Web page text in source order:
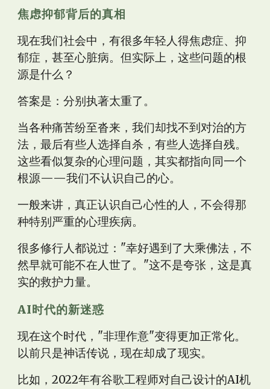
焦虑抑郁背后的真相
现在我们社会中，有很多年轻人得焦虑症、抑
郁症，甚至心脏病。但实际上，这些问题的根
源是什么？
答案是：分别执著太重了。
当各种痛苦纷至沓来，我们却找不到对治的方
法，最后有些人选择自杀，有些人选择自残。
这些看似复杂的心理问题，其实都指向同一个
根源——我们不认识自己的心。
一般来讲，真正认识自己心性的人，不会得那
种特别严重的心理疾病。
很多修行人都说过："幸好遇到了大乘佛法，不
然早就可能不在人世了。"这不是夸张，这是真
实的救护力量。
AI时代的新迷惑
现在这个时代，"非理作意"变得更加正常化。
以前只是神话传说，现在却成了现实。
比如，2022年有谷歌工程师对自己设计的AI机